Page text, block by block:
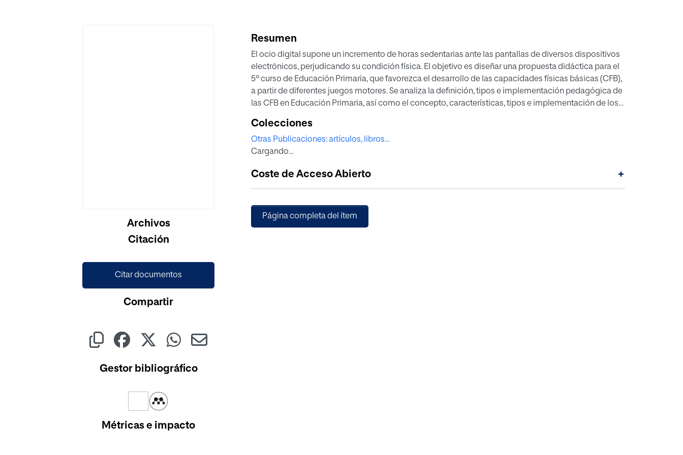
Archivos
Citación
Citar documentos
Compartir
Gestor bibliográfico
Métricas e impacto
Resumen
El ocio digital supone un incremento de horas sedentarias ante las pantallas de diversos dispositivos
electrónicos, perjudicando su condición física. El objetivo es diseñar una propuesta didáctica para el
5º curso de Educación Primaria, que favorezca el desarrollo de las capacidades físicas básicas (CFB),
a partir de diferentes juegos motores. Se analiza la definición, tipos e implementación pedagógica de
las CFB en Educación Primaria, así como el concepto, características, tipos e implementación de los
intención de desarrollar ambos aspectos. Se pretende estimular las CFB de los niños mediante los
juegos motrices y una referencia didáctica al docente para favorecer el desarrollo de la condición
física de sus discentes de forma lúdica y saludable.
Colecciones
Otras Publicaciones: artículos, libros...
Cargando...
Coste de Acceso Abierto +
Página completa del ítem